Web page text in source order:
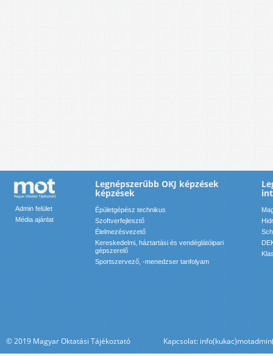
Admin felület
Média ajánlat
Legnépszerűbb OKJ képzések
képzések
Épületgépész technikus
Szoftverfejlesztő
Élelmezésvezető
Kereskedelmi, háztartási és vendéglátóipari
gépszerelő
Sportszervező, -menedzser tanfolyam
© 2019 Magyar Oktatási Tájékoztató Kapcsolat: